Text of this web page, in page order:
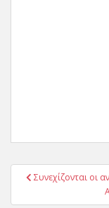
Πλοήγηση
Συνεχίζονται οι